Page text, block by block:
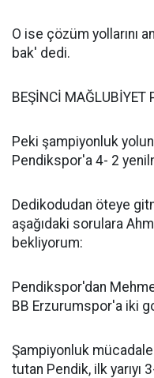
O ise çözüm yollarını
bak' dedi.
BEŞİNCİ MAĞLUBİYET
Peki şampiyonluk
Pendikspor'a 4- 2
Dedikodudan öteye
aşağıdaki sorulara
bekliyorum:
Pendikspor'dan
BB Erzurumspor'a iki
Şampiyonluk
tutan Pendik, ilk yarıyı